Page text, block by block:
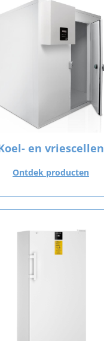
en vriescellen
Ontdek producten